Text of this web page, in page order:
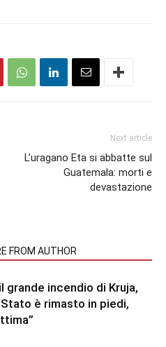
Next article
L’uragano Eta si abbatte sul
Guatemala: morti e
devastazione
FROM AUTHOR
grande incendio di Kruja,
Stato è rimasto in piedi,